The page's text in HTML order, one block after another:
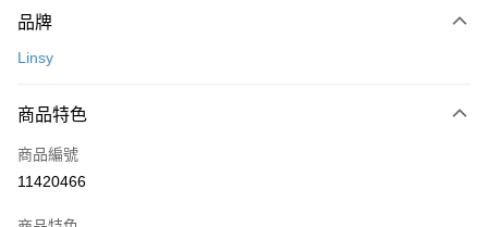
台灣樂天信用卡公司
玉山商業銀行
台灣樂天信用卡公司
【關於「AFTEE先享後付」】
AFTEE先享後付是「在收到商品之後才付款」的支付方式。 讓您購物簡單
便利好安心！
３．安心：先確認商品／服務後，再付款。
【「AFTEE先享後付」結帳流程】
結帳頁面，進行簡訊認證並確認金額後，即可完成結帳。
每筆NT$99，滿NT$799(含以上)免運費
品牌
Linsy
商品特色
商品編號
11420466